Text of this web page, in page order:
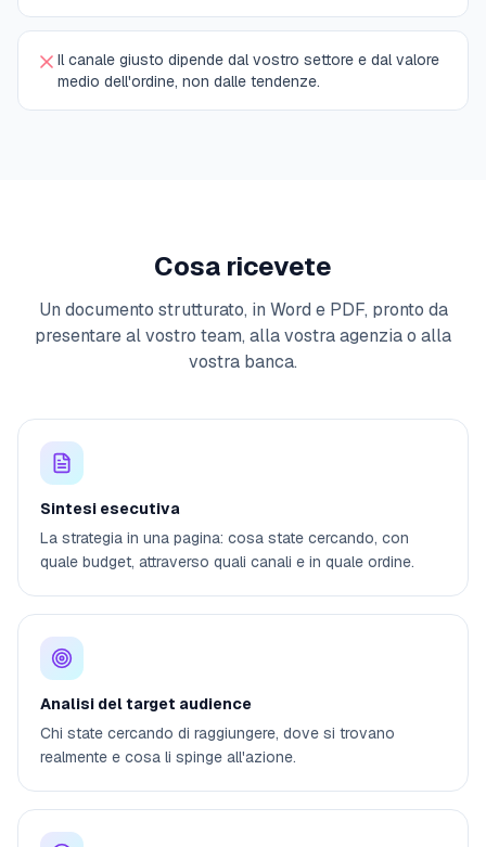
Il canale giusto dipende dal vostro settore e dal valore
medio dell'ordine, non dalle tendenze.
Cosa ricevete
Un documento strutturato, in Word e PDF, pronto da
presentare al vostro team, alla vostra agenzia o alla
vostra banca.
Sintesi esecutiva
La strategia in una pagina: cosa state cercando, con
quale budget, attraverso quali canali e in quale ordine.
Analisi del target audience
Chi state cercando di raggiungere, dove si trovano
realmente e cosa li spinge all'azione.